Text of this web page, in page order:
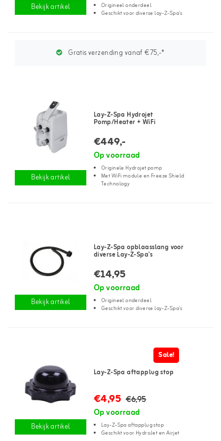
Bekijk artikel
Origineel onderdeel
Geschikt voor diverse lay-Z-Spa's
Gratis verzending vanaf €75,-*
Bekijk artikel
Lay-Z-Spa Hydrojet
Pomp/Heater + WiFi
€449,-
Op voorraad
Originele Hydrojet pomp
Met WiFi module en Freeze Shield
Technology
Bekijk artikel
Lay-Z-Spa opblaasslang voor
diverse Lay-Z-Spa's
€14,95
Op voorraad
Origineel onderdeel
Geschikt voor diverse lay-Z-Spa's
Bekijk artikel
Sale!
Lay-Z-Spa aftapplug stop
€4,95 €6,95
Op voorraad
Lay-Z-Spa aftapplug stop
Geschikt voor HydroJet en Airjet